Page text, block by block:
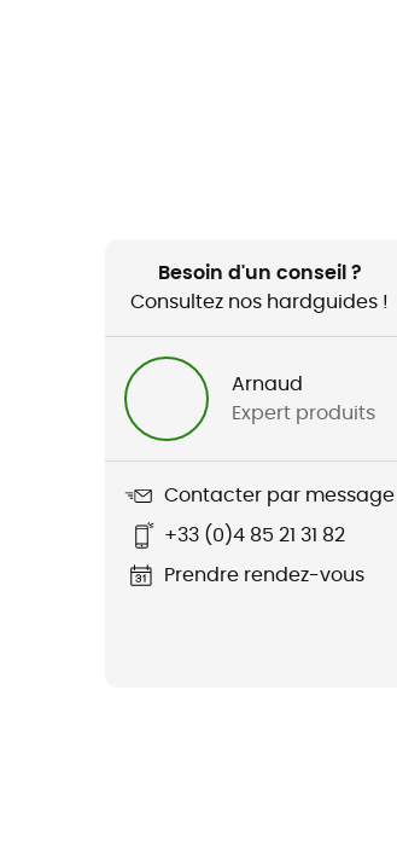
Besoin d'un conseil ?
Consultez nos hardguides !
Arnaud
Expert produits
Contacter par message
+33 (0)4 85 21 31 82
Prendre rendez-vous